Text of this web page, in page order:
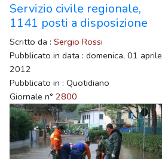
Servizio civile regionale,
1141 posti a disposizione
Scritto da : Sergio Rossi
Pubblicato in data : domenica, 01 aprile
2012
Pubblicato in : Quotidiano
Giornale n° 2800